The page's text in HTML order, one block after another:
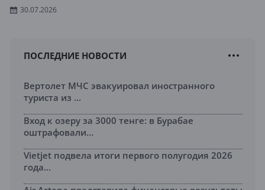
30.07.2026
ПОСЛЕДНИЕ НОВОСТИ
Вертолет МЧС эвакуировал иностранного
туриста из ...
Вход к озеру за 3000 тенге: в Бурабае
оштрафовали...
Vietjet подвела итоги первого полугодия 2026
года...